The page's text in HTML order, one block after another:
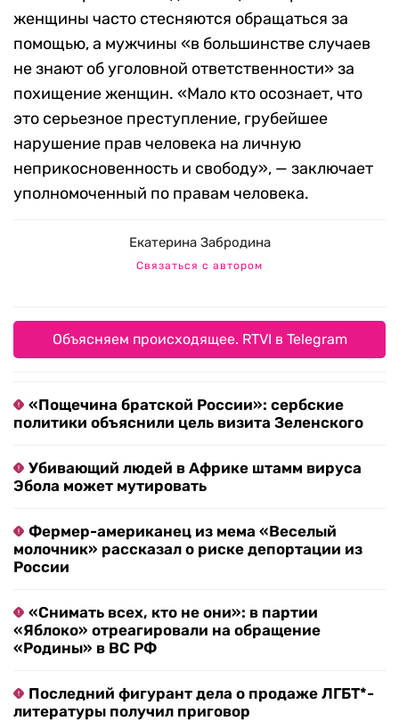
женщины часто стесняются обращаться за
помощью, а мужчины «в большинстве случаев
не знают об уголовной ответственности» за
похищение женщин. «Мало кто осознает, что
это серьезное преступление, грубейшее
нарушение прав человека на личную
неприкосновенность и свободу», — заключает
уполномоченный по правам человека.
Екатерина Забродина
Связаться с автором
Объясняем происходящее. RTVI в Telegram
«Пощечина братской России»: сербские
политики объяснили цель визита Зеленского
Убивающий людей в Африке штамм вируса
Эбола может мутировать
Фермер-американец из мема «Веселый
молочник» рассказал о риске депортации из
России
«Снимать всех, кто не они»: в партии
«Яблоко» отреагировали на обращение
«Родины» в ВС РФ
Последний фигурант дела о продаже ЛГБТ*-
литературы получил приговор